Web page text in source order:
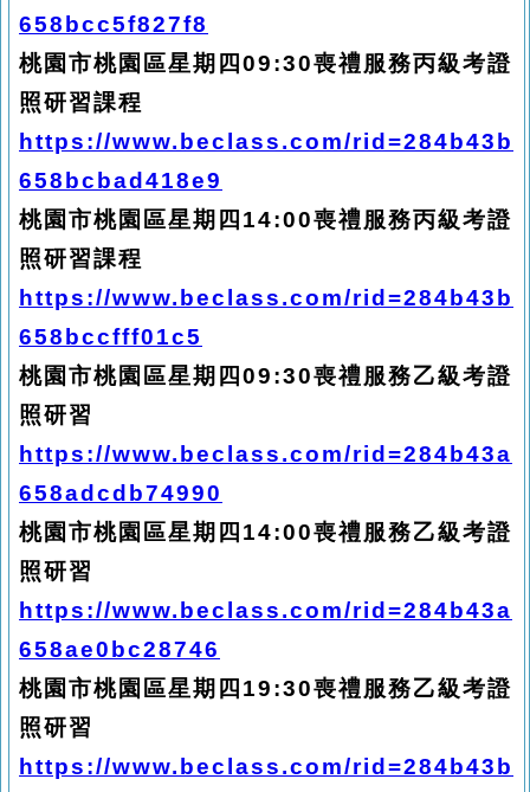
658bcc5f827f8
桃園市桃園區星期四09:30喪禮服務丙級考證
照研習課程
https://www.beclass.com/rid=284b43b
658bcbad418e9
桃園市桃園區星期四14:00喪禮服務丙級考證
照研習課程
https://www.beclass.com/rid=284b43b
658bccfff01c5
桃園市桃園區星期四09:30喪禮服務乙級考證
照研習
https://www.beclass.com/rid=284b43a
658adcdb74990
桃園市桃園區星期四14:00喪禮服務乙級考證
照研習
https://www.beclass.com/rid=284b43a
658ae0bc28746
桃園市桃園區星期四19:30喪禮服務乙級考證
照研習
https://www.beclass.com/rid=284b43b